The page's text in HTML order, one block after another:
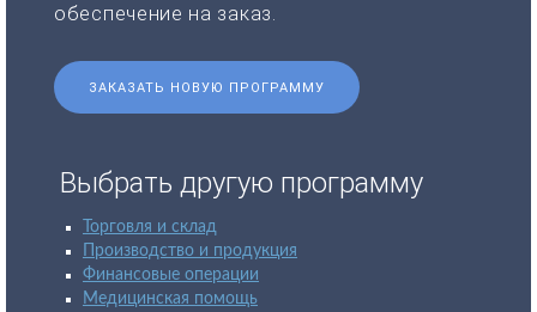
обеспечение на заказ.
ЗАКАЗАТЬ НОВУЮ ПРОГРАММУ
Выбрать другую программу
Торговля и склад
Производство и продукция
Финансовые операции
Медицинская помощь